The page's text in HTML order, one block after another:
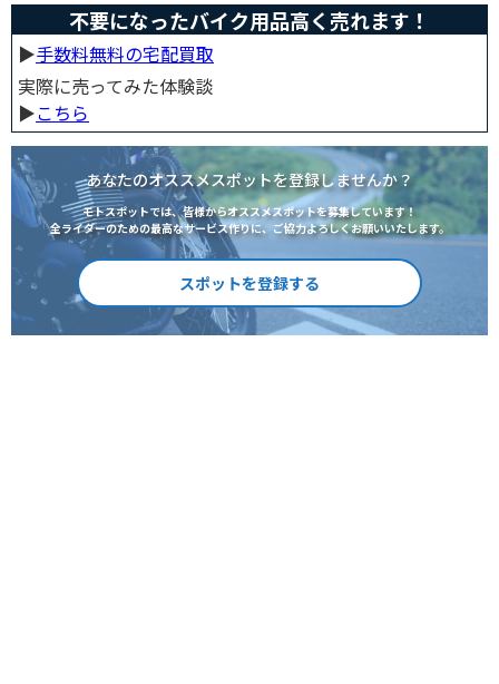
不要になったバイク用品高く売れます！
▶︎手数料無料の宅配買取
実際に売ってみた体験談
▶︎こちら
あなたのオススメスポットを登録しませんか？
モトスポットでは、皆様からオススメスポットを募集しています！
全ライダーのための最高なサービス作りに、ご協力よろしくお願いいたします。
スポットを登録する